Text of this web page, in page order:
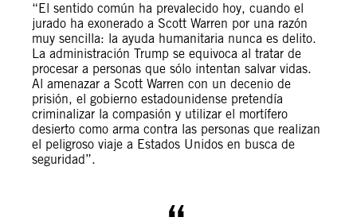
“El sentido común ha prevalecido hoy, cuando el
jurado ha exonerado a Scott Warren por una razón
muy sencilla: la ayuda humanitaria nunca es delito.
La administración Trump se equivoca al tratar de
procesar a personas que sólo intentan salvar vidas.
Al amenazar a Scott Warren con un decenio de
prisión, el gobierno estadounidense pretendía
criminalizar la compasión y utilizar el mortífero
desierto como arma contra las personas que realizan
el peligroso viaje a Estados Unidos en busca de
seguridad”.